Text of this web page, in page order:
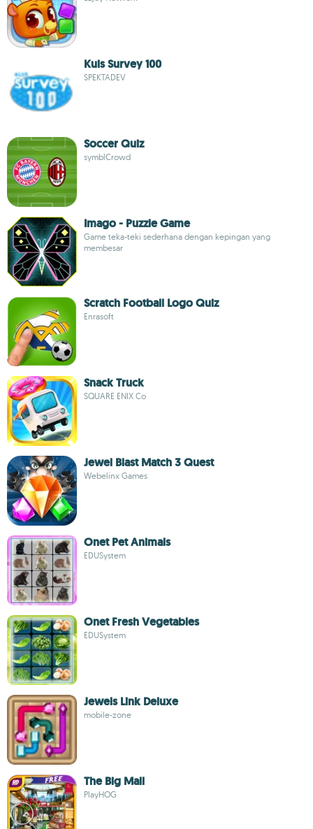
Kuis Survey 100
SPEKTADEV
Soccer Quiz
symblCrowd
Imago - Puzzle Game
Game teka-teki sederhana dengan kepingan yang
membesar
Scratch Football Logo Quiz
Enrasoft
Snack Truck
SQUARE ENIX Co
Jewel Blast Match 3 Quest
Webelinx Games
Onet Pet Animals
EDUSystem
Onet Fresh Vegetables
EDUSystem
Jewels Link Deluxe
mobile-zone
The Big Mall
PlayHOG